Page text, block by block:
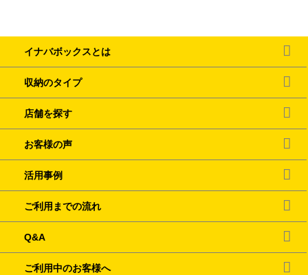
イナバボックスとは
収納のタイプ
店舗を探す
お客様の声
活用事例
ご利用までの流れ
Q&A
ご利用中のお客様へ